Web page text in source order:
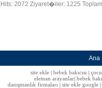
2072 Ziyaret�iler: 1225
Ana
site ekle| bebek bakıcısı|
eleman arayanlar bebek
danışmanlık firmaları
site ekle google